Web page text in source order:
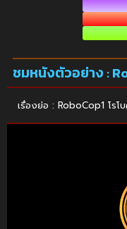
ชมหนังตัวอย่าง :
เรื่องย่อ : RoboCop1 โรโ